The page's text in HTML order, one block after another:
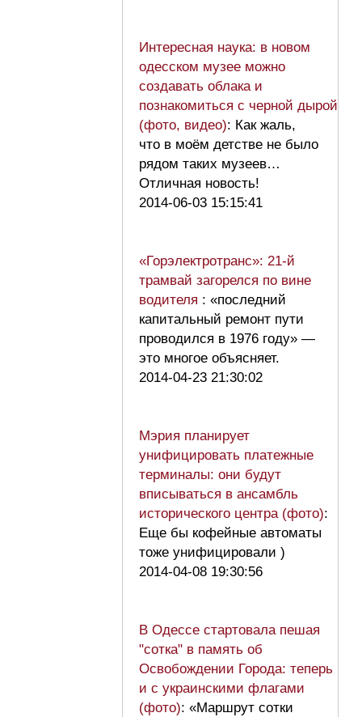
Интересная наука: в новом
одесском музее можно
создавать облака и
познакомиться с черной дырой
(фото, видео): Как жаль,
что в моём детстве не было
рядом таких музеев…
Отличная новость!
2014-06-03 15:15:41
«Горэлектротранс»: 21-й
трамвай загорелся по вине
водителя : «последний
капитальный ремонт пути
проводился в 1976 году» —
это многое объясняет.
2014-04-23 21:30:02
Мэрия планирует
унифицировать платежные
терминалы: они будут
вписываться в ансамбль
исторического центра (фото):
Еще бы кофейные автоматы
тоже унифицировали )
2014-04-08 19:30:56
В Одессе стартовала пешая
"сотка" в память об
Освобождении Города: теперь
и с украинскими флагами
(фото): «Маршрут сотки